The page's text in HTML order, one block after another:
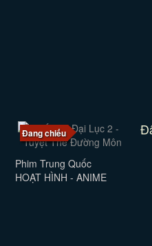
Đang chiếu
Phim Trung Quốc
HOẠT HÌNH - ANIME